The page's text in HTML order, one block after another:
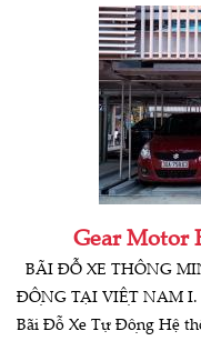
Gear Motor
BÃI ĐỖ XE THÔNG
ĐỘNG TẠI VIỆT NAM I.
Bãi Đỗ Xe Tự Động Hệ